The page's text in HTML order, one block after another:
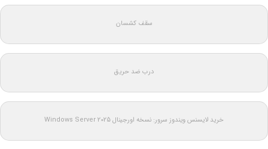
سقف کشسان
درب ضد حریق
خرید لایسنس ویندوز سرور: نسخه اورجینال Windows Server 2025